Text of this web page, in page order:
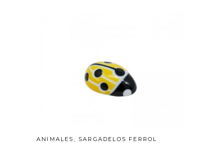
ANIMALES , SARGADELOS FERROL